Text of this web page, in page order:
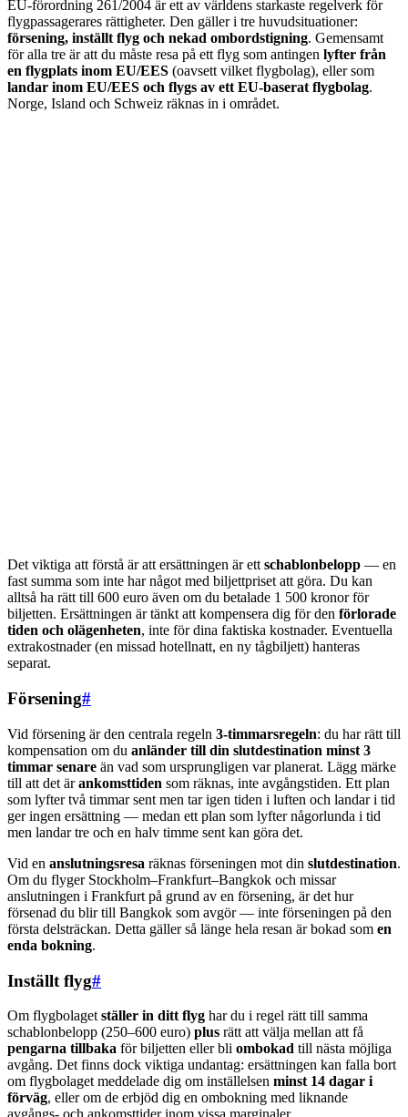
EU-förordning 261/2004 är ett av världens starkaste regelverk för
flygpassagerares rättigheter. Den gäller i tre huvudsituationer:
försening, inställt flyg och nekad ombordstigning. Gemensamt
för alla tre är att du måste resa på ett flyg som antingen lyfter från
en flygplats inom EU/EES (oavsett vilket flygbolag), eller som
landar inom EU/EES och flygs av ett EU-baserat flygbolag.
Norge, Island och Schweiz räknas in i området.
Det viktiga att förstå är att ersättningen är ettschablonbelopp — en
fast summa som inte har något med biljettpriset att göra. Du kan
alltså ha rätt till 600 euro även om du betalade 1 500 kronor för
biljetten. Ersättningen är tänkt att kompensera dig för den förlorade
tiden och olägenheten, inte för dina faktiska kostnader. Eventuella
extrakostnader (en missad hotellnatt, en ny tågbiljett) hanteras
separat.
Försening#
Vid försening är den centrala regeln 3-timmarsregeln: du har rätt till
kompensation om du anländer till din slutdestination minst 3
timmar senare än vad som ursprungligen var planerat. Lägg märke
till att det ärankomsttiden som räknas, inte avgångstiden. Ett plan
som lyfter två timmar sent men tar igen tiden i luften och landar i tid
ger ingen ersättning — medan ett plan som lyfter någorlunda i tid
men landar tre och en halv timme sent kan göra det.
Vid en anslutningsresa räknas förseningen mot din slutdestination.
Om du flyger Stockholm–Frankfurt–Bangkok och missar
anslutningen i Frankfurt på grund av en försening, är det hur
försenad du blir till Bangkok som avgör — inte förseningen på den
första delsträckan. Detta gäller så länge hela resan är bokad som en
enda bokning.
Inställt flyg#
Om flygbolaget ställer in ditt flyg har du i regel rätt till samma
schablonbelopp (250–600 euro) plus rätt att välja mellan att få
pengarna tillbaka för biljetten eller bli ombokad till nästa möjliga
avgång. Det finns dock viktiga undantag: ersättningen kan falla bort
om flygbolaget meddelade dig om inställelsen minst 14 dagar i
förväg, eller om de erbjöd dig en ombokning med liknande